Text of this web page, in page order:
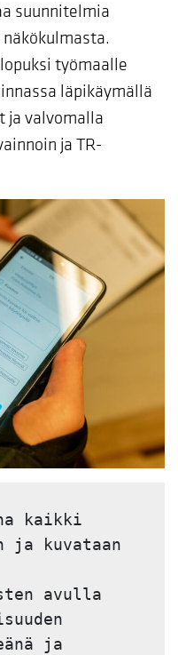
suunnitelmia
työmaalle
läpikäymällä
ja valvomalla
ja TR-
kaikki
ja kuvataan
avulla
ja